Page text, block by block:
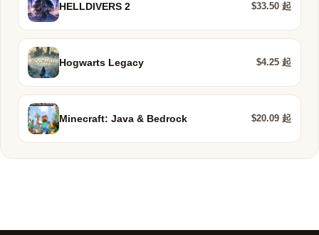
HELLDIVERS 2 $33.50 起
Hogwarts Legacy $4.25 起
Minecraft: Java & Bedrock $20.09 起